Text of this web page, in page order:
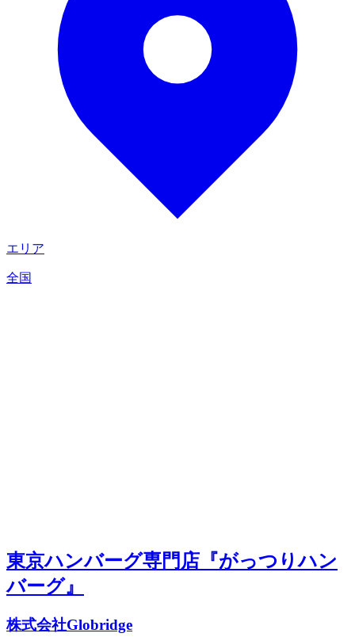
エリア
全国
東京ハンバーグ専門店『がっつりハン
バーグ』
株式会社Globridge